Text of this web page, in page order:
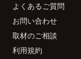
よくあるご質問
お問い合わせ
取材のご相談
利用規約